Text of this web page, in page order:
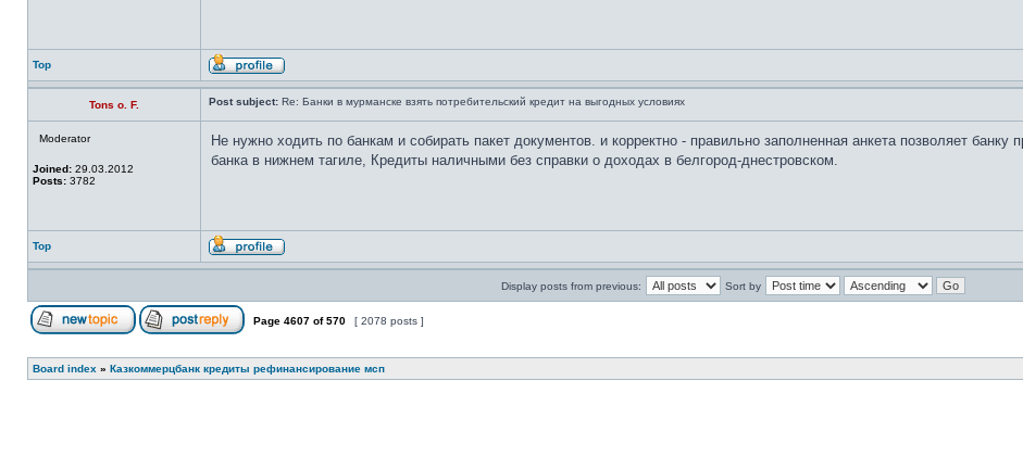
Top
Tons o. F. Post subject: Re: Банки в мурманске взять потребительский кредит на выгодных условиях
Moderator
Joined: 29.03.2012
Posts: 3782
Не нужно ходить по банкам и собирать пакет документов. и корректно - правильно заполненная анкета позволяет
банка в нижнем тагиле, Кредиты наличными без справки о доходах в белгород-днестровском.
Top
Display posts from previous: Sort by
Page 4607 of570 [ 2078 posts ]
Board index » Казкоммерцбанк кредиты рефинансирование мсп